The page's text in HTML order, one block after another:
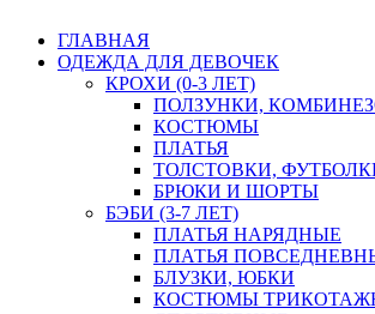
ГЛАВНАЯ
ОДЕЖДА ДЛЯ ДЕВОЧЕК
КРОХИ (0-3 ЛЕТ)
ПОЛЗУНКИ,
КОСТЮМЫ
ПЛАТЬЯ
ТОЛСТОВКИ,
БРЮКИ И ШОРТЫ
БЭБИ (3-7 ЛЕТ)
ПЛАТЬЯ НАРЯДНЫЕ
ПЛАТЬЯ
БЛУЗКИ, ЮБКИ
КОСТЮМЫ